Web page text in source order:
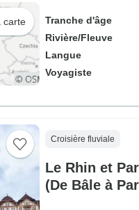
carte
Tranche d'âge
Rivière/Fleuve
Langue
Voyagiste
Croisière fluviale
Le Rhin et
(De Bâle à